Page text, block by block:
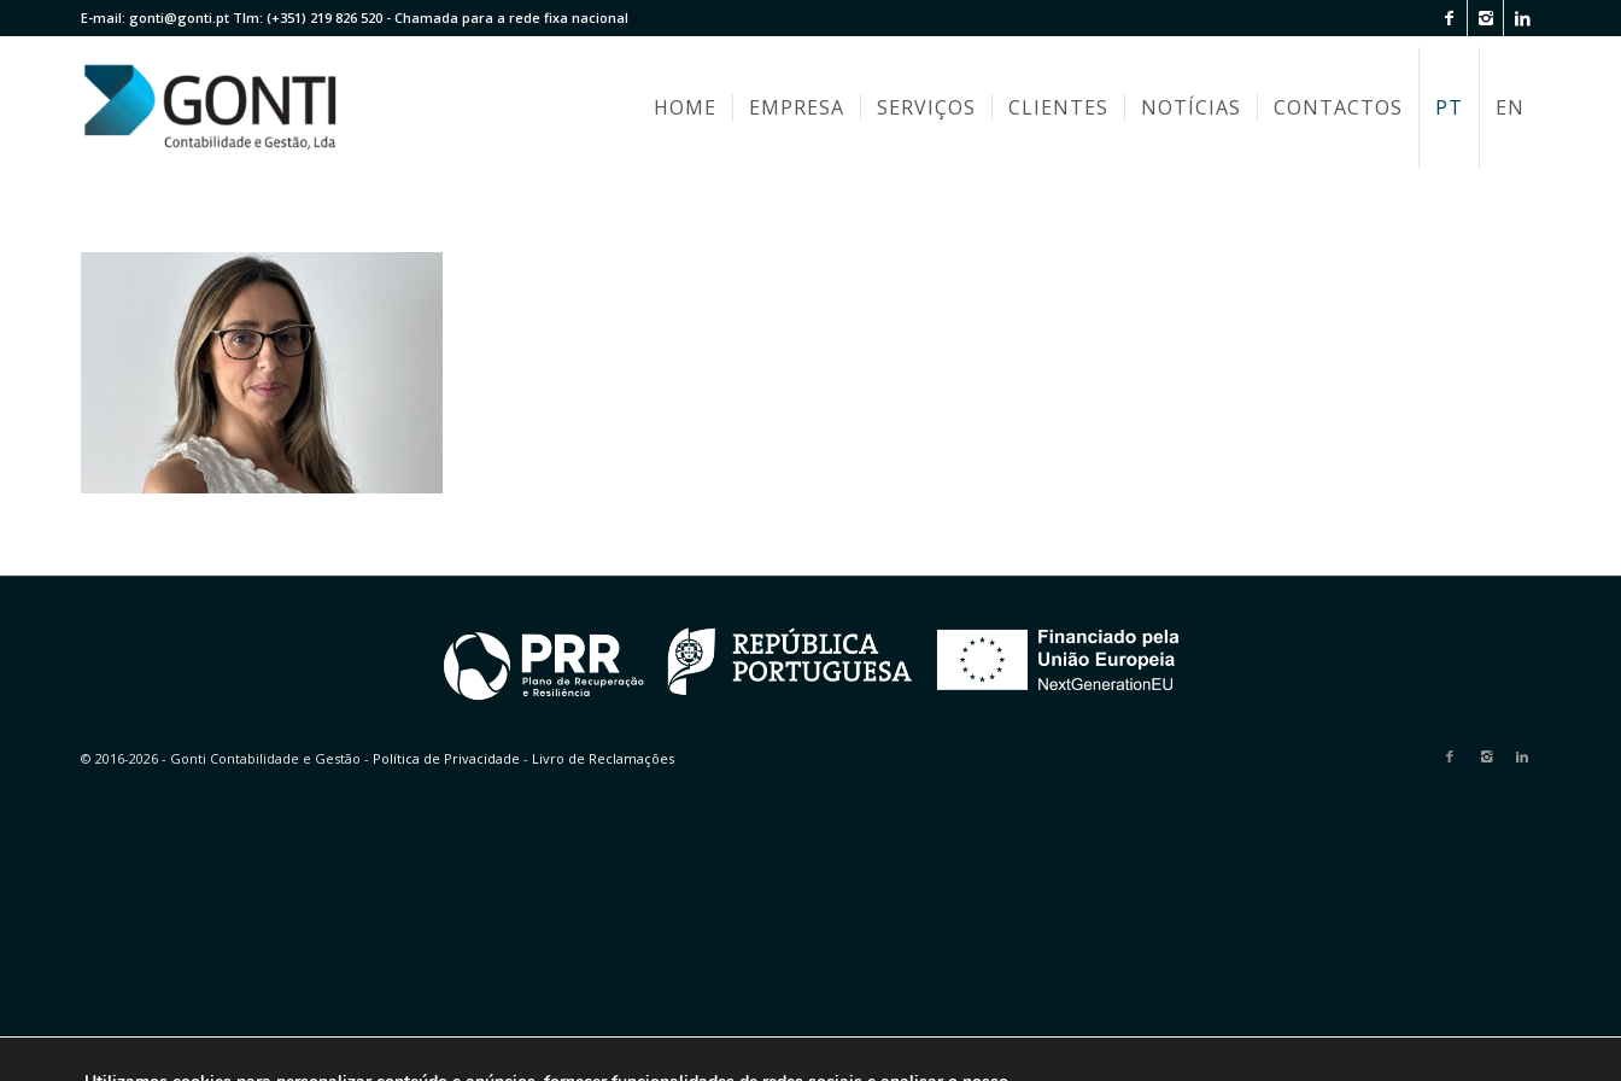
E-mail: gonti@gonti.pt Tlm: (+351) 219 826 520 - Chamada para a rede fixa nacional
HOME EMPRESA SERVIÇOS CLIENTES NOTÍCIAS CONTACTOS PT EN
© 2016-2026 - Gonti Contabilidade e Gestão - Política de Privacidade - Livro de Reclamações